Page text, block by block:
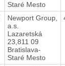
Staré Mesto
Newport Group,
a.s.
Lazaretská
23,811 09
Bratislava-
Staré Mesto